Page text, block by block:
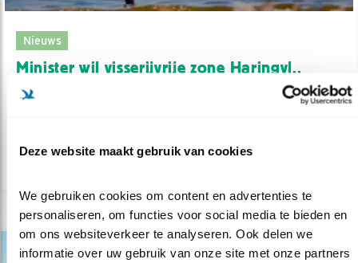
Deze website maakt gebruik van cookies
We gebruiken cookies om content en advertenties te
personaliseren, om functies voor social media te bieden en
om ons websiteverkeer te analyseren. Ook delen we
informatie over uw gebruik van onze site met onze partners
Nieuws
Minister wil visserijvrije zone Haringvl..
07.07.20
Natuurorganisaties zijn blij met eerste stap